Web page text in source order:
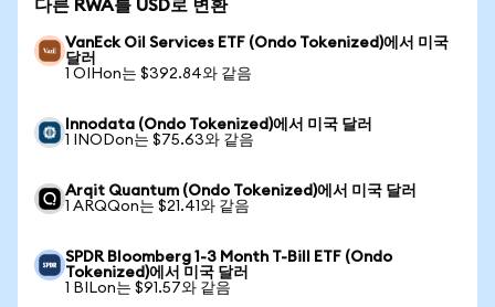
다른 RWA를 USD로 변환
VanEck Oil Services ETF (Ondo Tokenized)에서 미국
달러
1 OIHon는 $392.84와 같음
Innodata (Ondo Tokenized)에서 미국 달러
1 INODon는 $75.63와 같음
Arqit Quantum (Ondo Tokenized)에서 미국 달러
1 ARQQon는 $21.41와 같음
SPDR Bloomberg 1-3 Month T-Bill ETF (Ondo
Tokenized)에서 미국 달러
1 BILon는 $91.57와 같음